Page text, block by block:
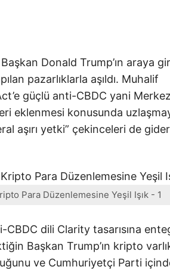
Donald Trump’ın araya
pazarlıklarla aşıldı. Muhalif
güçlü anti-CBDC yani Merkez
eklenmesi konusunda
aşırı yetki” çekinceleri de
Para Düzenlemesine Yeşil Işık - 1
CBDC dili Clarity tasarısına
Başkan Trump’ın kripto
ve Cumhuriyetçi Parti